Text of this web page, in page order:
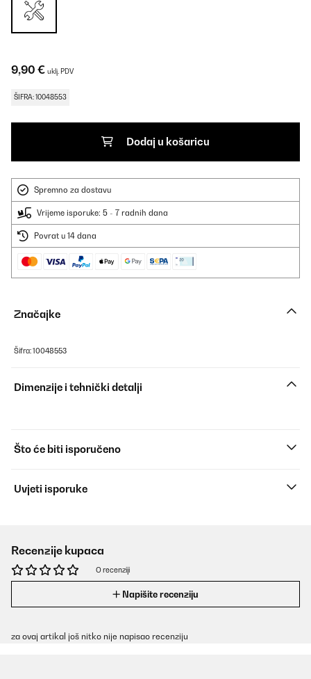
9,90 € uklj. PDV
ŠIFRA: 10048553
Dodaj u košaricu
Spremno za dostavu
Vrijeme isporuke: 5 - 7 radnih dana
Povrat u 14 dana
Značajke
Šifra: 10048553
Dimenzije i tehnički detalji
Što će biti isporučeno
Uvjeti isporuke
Recenzije kupaca
O recenziji
Napišite recenziju
za ovaj artikal još nitko nije napisao recenziju